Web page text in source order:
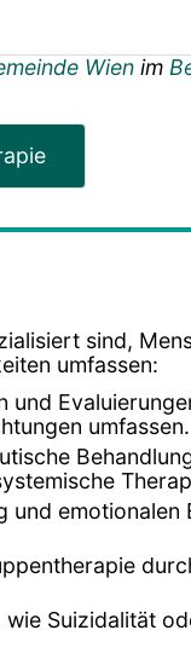
Wien im
sind,
umfassen:
umfassen.
emotionalen
Suizidalität